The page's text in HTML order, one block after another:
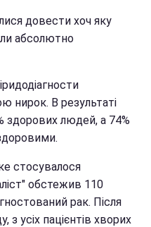
довести хоч яку
абсолютно
нирок. В результаті
здорових людей, а 74%
стосувалося
обстежив 110
рак. Після
усіх пацієнтів хворих